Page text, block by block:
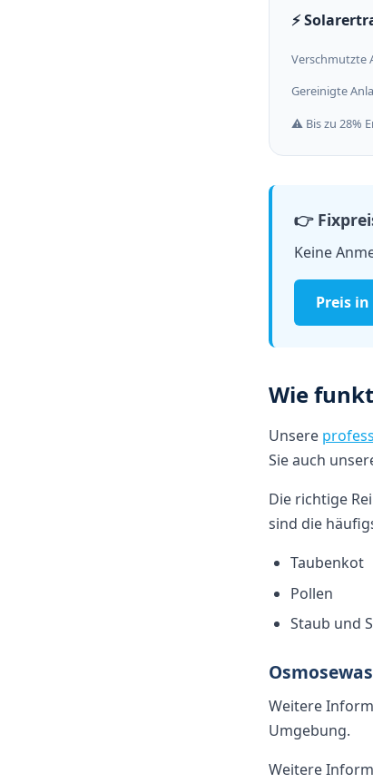
⚡
Verschmutzte
Gereinigte
⚠️ Bis zu 28%
👉
Keine
Preis
Wie
Unsere
Sie auch
Die richtige
sind die
Taubenkot
Pollen
Staub und
Weitere
Umgebung.
Weitere